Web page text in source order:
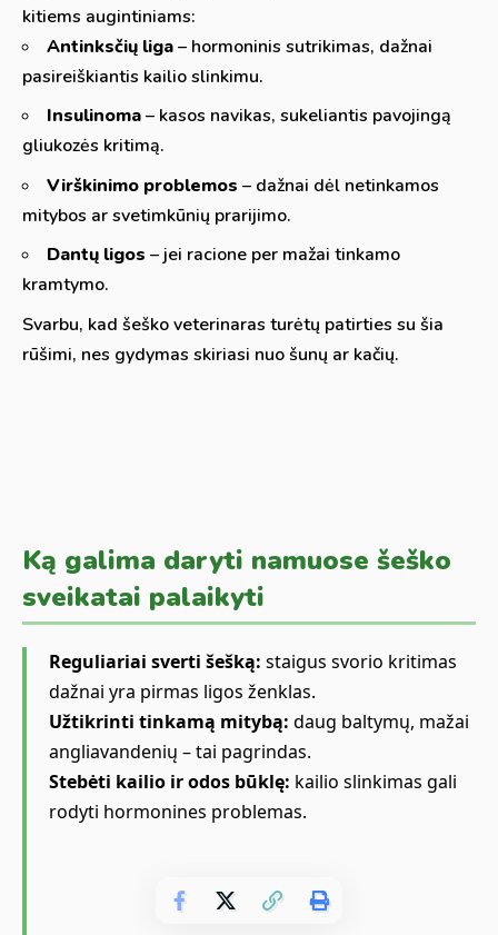
kitiems augintiniams:
Antinksčių liga– hormoninis sutrikimas, dažnai
pasireiškiantis kailio slinkimu.
Insulinoma– kasos navikas, sukeliantis pavojingą
gliukozės kritimą.
Virškinimo problemos – dažnai dėl netinkamos
mitybos ar svetimkūnių prarijimo.
Dantų ligos – jei racione per mažai tinkamo
kramtymo.
Svarbu, kad šeško veterinaras turėtų patirties su šia
rūšimi, nes gydymas skiriasi nuo šunų ar kačių.
Ką galima daryti namuose šeško
sveikatai palaikyti
Reguliariai sverti šešką: staigus svorio kritimas
dažnai yra pirmas ligos ženklas.
Užtikrinti tinkamą mitybą: daug baltymų, mažai
angliavandenių – tai pagrindas.
Stebėti kailio ir odos būklę: kailio slinkimas gali
rodyti hormonines problemas.